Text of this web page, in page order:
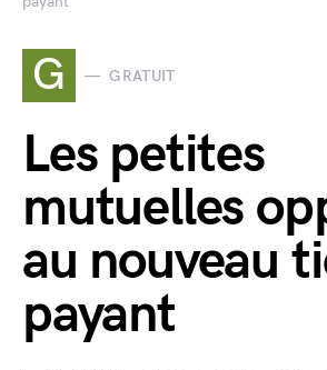
G GRATUIT
Les petites
mutuelles
au nouveau
payant